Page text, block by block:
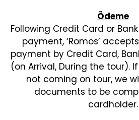
Ödeme
Following Credit Card or
payment, ‘Romos’
payment by Credit Card,
(on Arrival, During the tour).
not coming on tour, we
documents to be
cardholder.